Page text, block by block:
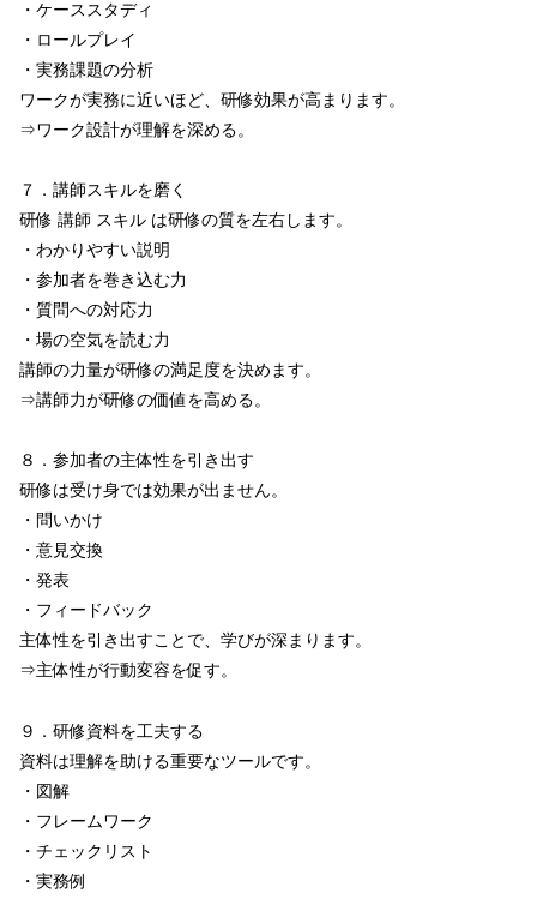
・ケーススタディ
・ロールプレイ
・実務課題の分析
ワークが実務に近いほど、研修効果が高まります。
⇒ワーク設計が理解を深める。
７．講師スキルを磨く
研修 講師 スキル は研修の質を左右します。
・わかりやすい説明
・参加者を巻き込む力
・質問への対応力
・場の空気を読む力
講師の力量が研修の満足度を決めます。
⇒講師力が研修の価値を高める。
８．参加者の主体性を引き出す
研修は受け身では効果が出ません。
・問いかけ
・意見交換
・発表
・フィードバック
主体性を引き出すことで、学びが深まります。
⇒主体性が行動変容を促す。
９．研修資料を工夫する
資料は理解を助ける重要なツールです。
・図解
・フレームワーク
・チェックリスト
・実務例